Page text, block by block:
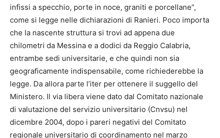
infissi a specchio, porte in noce, graniti e porcellane”,
come si legge nelle dichiarazioni di Ranieri. Poco importa
che la nascente struttura si trovi ad appena due
chilometri da Messina e a dodici da Reggio Calabria,
entrambe sedi universitarie, e che quindi non sia
geograficamente indispensabile, come richiederebbe la
legge. Da allora parte l’iter per ottenere il suggello del
Ministero. Il via libera viene dato dal Comitato nazionale
di valutazione del servizio universitario (Cnvsu) nel
dicembre 2004, dopo i pareri negativi del Comitato
regionale universitario di coordinamento nel marzo